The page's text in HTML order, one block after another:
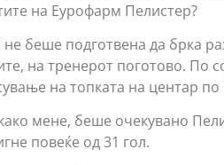
на Еурофарм Пелистер?
не беше подготвена да брка
на тренерот поготово. По
на топката на центар
мене, беше очекувано
повеќе од 31 гол.